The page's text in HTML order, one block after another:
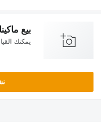
بيع
يمكنك